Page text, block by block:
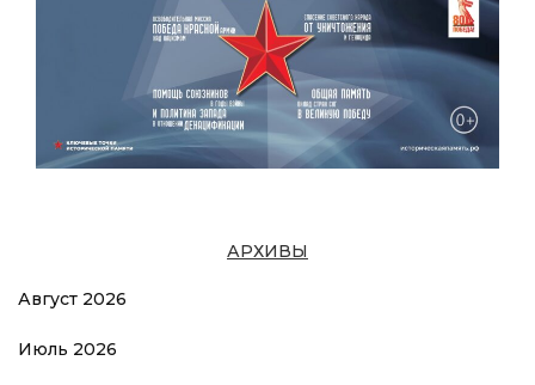
АРХИВЫ
Август 2026
Июль 2026